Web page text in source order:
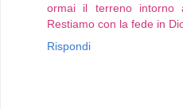
ormai il terreno intorno
Restiamo con la fede in
Rispondi